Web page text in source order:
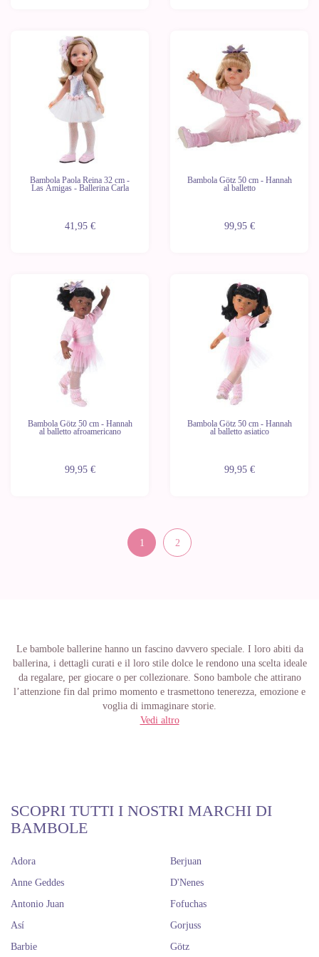
Bambola Paola Reina 32 cm -
Las Amigas - Ballerina Carla
41,95 €
Bambola Götz 50 cm - Hannah
al balletto
99,95 €
Bambola Götz 50 cm - Hannah
al balletto afroamericano
99,95 €
Bambola Götz 50 cm - Hannah
al balletto asiatico
99,95 €
1 2
Le bambole ballerine hanno un fascino davvero speciale. I loro abiti da
ballerina, i dettagli curati e il loro stile dolce le rendono una scelta ideale
da regalare, per giocare o per collezionare. Sono bambole che attirano
l’attenzione fin dal primo momento e trasmettono tenerezza, emozione e
voglia di immaginare storie.
Su Dolls And Dolls troverai bambole di qualità ispirate al mondo della
Scegli la tua bambola ballerina
Se desideri acquistare una bambola con abiti da ballerina, questa
categoria è un ottimo punto di partenza. Qui raccogliamo modelli
speciali o semplicemente per sorprendere qualcuno che ama le bambole.
Sono anche un’ottima scelta per ampliare una collezione con un pezzo
Vedi altro
SCOPRI TUTTI I NOSTRI MARCHI DI
BAMBOLE
Adora
Anne Geddes
Antonio Juan
Así
Barbie
Berjuan
D'Nenes
Fofuchas
Gorjuss
Götz